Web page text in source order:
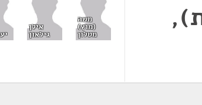
משה
(מוץ)
מטלון
אילן
גילאון